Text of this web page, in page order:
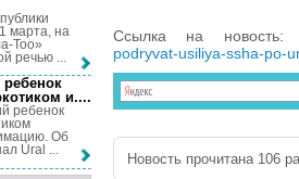
Ссылка на
podryvat-usiliya-ssha-po-
Новость прочитана 106
марта, на
Тоо»
речью ...
ребенок
и....
ребенок
Об
Ural ...